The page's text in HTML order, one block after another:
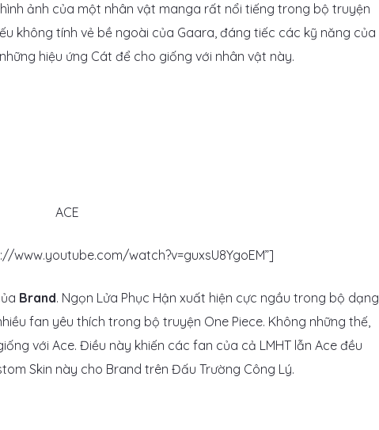
ảnh của một nhân vật manga rất nổi tiếng trong bộ truyện
không tính vẻ bề ngoài của Gaara, đáng tiếc các kỹ năng của
hiệu ứng Cát để cho giống với nhân vật này.
www.youtube.com/watch?v=guxsU8YgoEM”]
Brand. Ngọn Lửa Phục Hận xuất hiện cực ngầu trong bộ dạng
fan yêu thích trong bộ truyện One Piece. Không những thế,
với Ace. Điều này khiến các fan của cả LMHT lẫn Ace đều
Skin này cho Brand trên Đấu Trường Công Lý.